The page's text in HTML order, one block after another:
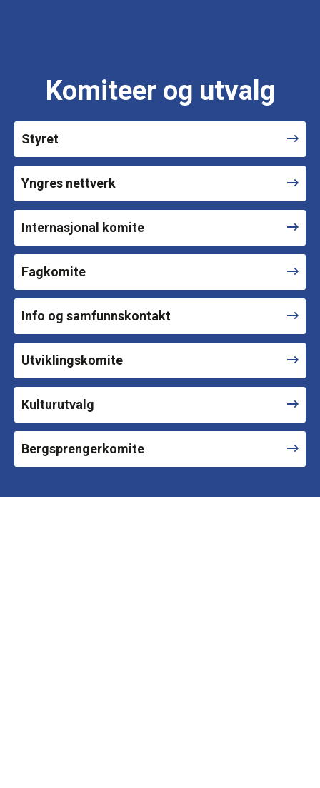
Komiteer og utvalg
Styret
Yngres nettverk
Internasjonal komite
Fagkomite
Info og samfunnskontakt
Utviklingskomite
Kulturutvalg
Bergsprengerkomite